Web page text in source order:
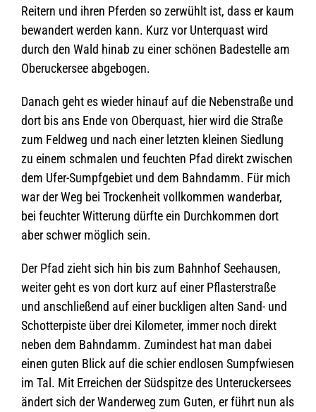
Rei­tern und ihren Pfer­den so zer­wühlt ist, dass er kaum
bewan­dert wer­den kann. Kurz vor Unter­quast wird
durch den Wald hinab zu einer schö­nen Bade­stelle am
Obe­ru­cker­see abgebogen.
Danach geht es wie­der hin­auf auf die Neben­straße und
dort bis ans Ende von Ober­quast, hier wird die Straße
zum Feld­weg und nach einer letz­ten klei­nen Sied­lung
zu einem schma­len und feuch­ten Pfad direkt zwi­schen
dem Ufer-Sumpf­ge­biet und dem Bahn­damm. Für mich
war der Weg bei Tro­cken­heit voll­kom­men wan­der­bar,
bei feuch­ter Wit­te­rung dürfte ein Durch­kom­men dort
aber schwer mög­lich sein.
Der Pfad zieht sich hin bis zum Bahn­hof See­hau­sen,
wei­ter geht es von dort kurz auf einer Pflas­ter­straße
und anschlie­ßend auf einer buck­li­gen alten Sand- und
Schot­ter­piste über drei Kilo­me­ter, immer noch direkt
neben dem Bahn­damm. Zumin­dest hat man dabei
einen guten Blick auf die schier end­lo­sen Sumpf­wie­sen
im Tal. Mit Errei­chen der Süd­spitze des Unte­rucker­sees
ändert sich der Wan­der­weg zum Guten, er führt nun als